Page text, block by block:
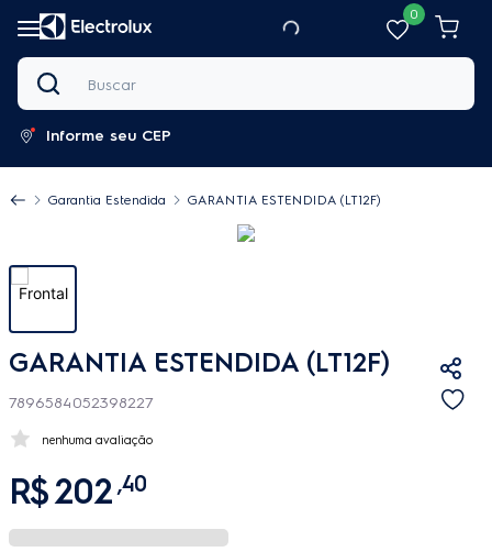
0
Buscar
Informe seu CEP
Garantia Estendida GARANTIA ESTENDIDA (LT12F)
GARANTIA ESTENDIDA (LT12F)
7896584052398227
nenhuma avaliação
R$202 ,40